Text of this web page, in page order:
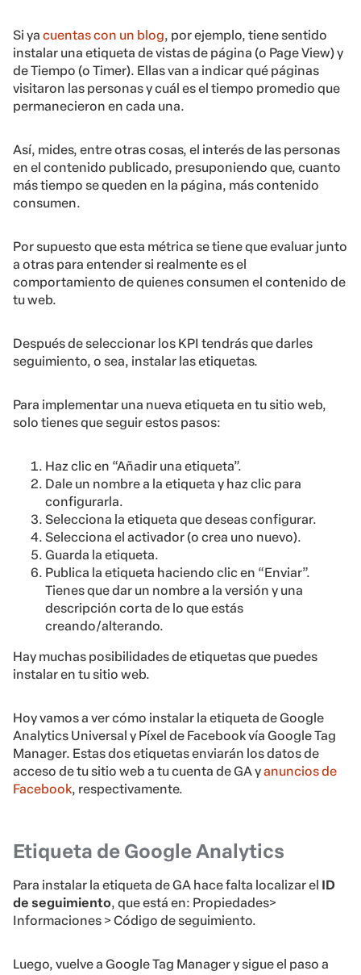
Si ya cuentas con un blog, por ejemplo, tiene sentido
instalar una etiqueta de vistas de página (o Page View) y
de Tiempo (o Timer). Ellas van a indicar qué páginas
visitaron las personas y cuál es el tiempo promedio que
permanecieron en cada una.
Así, mides, entre otras cosas, el interés de las personas
en el contenido publicado, presuponiendo que, cuanto
más tiempo se queden en la página, más contenido
consumen.
Por supuesto que esta métrica se tiene que evaluar junto
a otras para entender si realmente es el
comportamiento de quienes consumen el contenido de
tu web.
Después de seleccionar los KPI tendrás que darles
seguimiento, o sea, instalar las etiquetas.
Para implementar una nueva etiqueta en tu sitio web,
solo tienes que seguir estos pasos:
Haz clic en “Añadir una etiqueta”.
Dale un nombre a la etiqueta y haz clic para
configurarla.
Selecciona la etiqueta que deseas configurar.
Selecciona el activador (o crea uno nuevo).
Guarda la etiqueta.
Publica la etiqueta haciendo clic en “Enviar”.
Tienes que dar un nombre a la versión y una
descripción corta de lo que estás
creando/alterando.
Hay muchas posibilidades de etiquetas que puedes
instalar en tu sitio web.
Hoy vamos a ver cómo instalar la etiqueta de Google
Analytics Universal y Píxel de Facebook vía Google Tag
Manager. Estas dos etiquetas enviarán los datos de
acceso de tu sitio web a tu cuenta de GA yanuncios de
Facebook, respectivamente.
Etiqueta de Google Analytics
Para instalar la etiqueta de GA hace falta localizar el ID
de seguimiento, que está en: Propiedades>
Informaciones > Código de seguimiento.
Luego, vuelve a Google Tag Manager y sigue el paso a